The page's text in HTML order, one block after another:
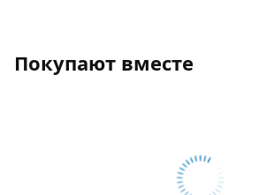
Покупают вместе